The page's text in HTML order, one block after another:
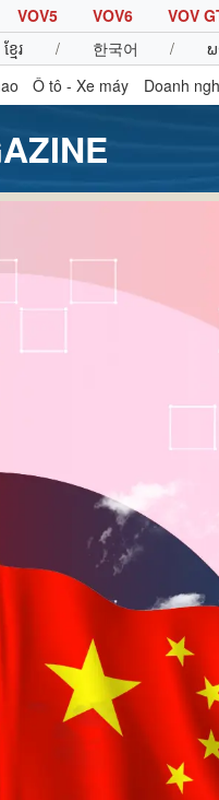
VOV5 VOV6
VOV
ខ្មែរ / 한국어 /
Ô tô - Xe máy Doanh
Video
Ảnh
E-Magazine
Tư vấn
trí